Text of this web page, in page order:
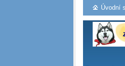
Úvodní